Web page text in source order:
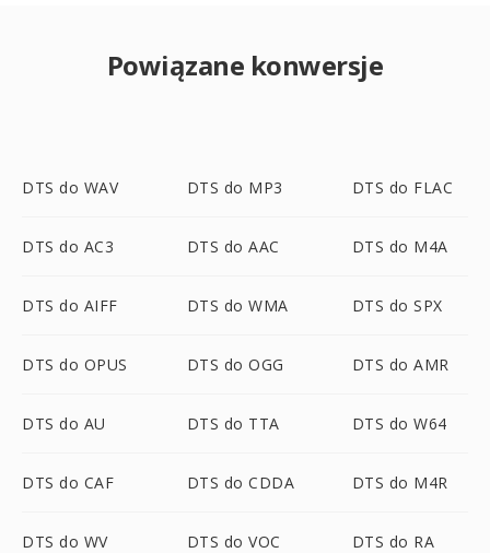
Powiązane konwersje
DTS do WAV DTS do MP3 DTS do FLAC
DTS do AC3 DTS do AAC DTS do M4A
DTS do AIFF DTS do WMA DTS do SPX
DTS do OPUS DTS do OGG DTS do AMR
DTS do AU DTS do TTA DTS do W64
DTS do CAF DTS do CDDA DTS do M4R
DTS do WV DTS do VOC DTS do RA